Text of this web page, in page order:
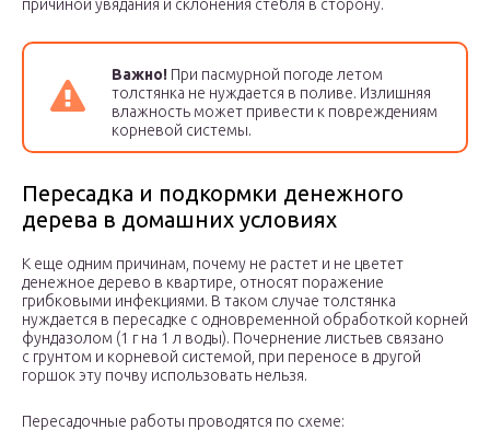
причиной увядания и склонения стебля в сторону.
Важно! При пасмурной погоде летом
толстянка не нуждается в поливе. Излишняя
влажность может привести к повреждениям
корневой системы.
Пересадка и подкормки денежного
дерева в домашних условиях
К еще одним причинам, почему не растет и не цветет
денежное дерево в квартире, относят поражение
грибковыми инфекциями. В таком случае толстянка
нуждается в пересадке с одновременной обработкой корней
фундазолом (1 г на 1 л воды). Почернение листьев связано
с грунтом и корневой системой, при переносе в другой
горшок эту почву использовать нельзя.
Пересадочные работы проводятся по схеме: